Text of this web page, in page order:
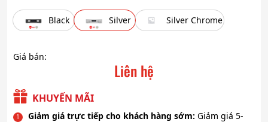
Black Silver Silver Chrome
Giá bán:
Liên hệ
KHUYẾN MÃI
Giảm giá trực tiếp cho khách hàng sớm: Giảm giá 5-